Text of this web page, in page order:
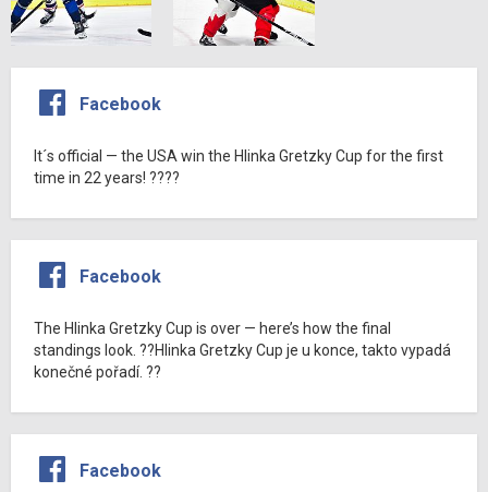
Facebook
It´s official — the USA win the Hlinka Gretzky Cup for the first
time in 22 years! ????
Facebook
The Hlinka Gretzky Cup is over — here’s how the final
standings look. ??Hlinka Gretzky Cup je u konce, takto vypadá
konečné pořadí. ??
Facebook